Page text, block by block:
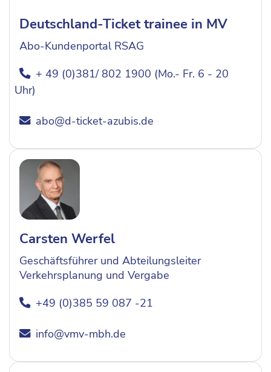
Deutschland-Ticket trainee in MV
Abo-Kundenportal RSAG
+ 49 (0)381/ 802 1900 (Mo.- Fr. 6 - 20
Uhr)
abo@d-ticket-azubis.de
Carsten Werfel
Geschäftsführer und Abteilungsleiter
Verkehrsplanung und Vergabe
+49 (0)385 59 087 -21
info@vmv-mbh.de